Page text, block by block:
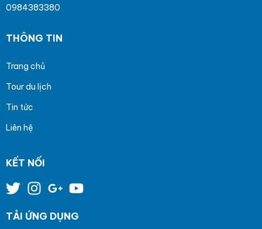
0984383380
THÔNG TIN
Trang chủ
Tour du lịch
Tin tức
Liên hệ
KẾT NỐI
TẢI ỨNG DỤNG